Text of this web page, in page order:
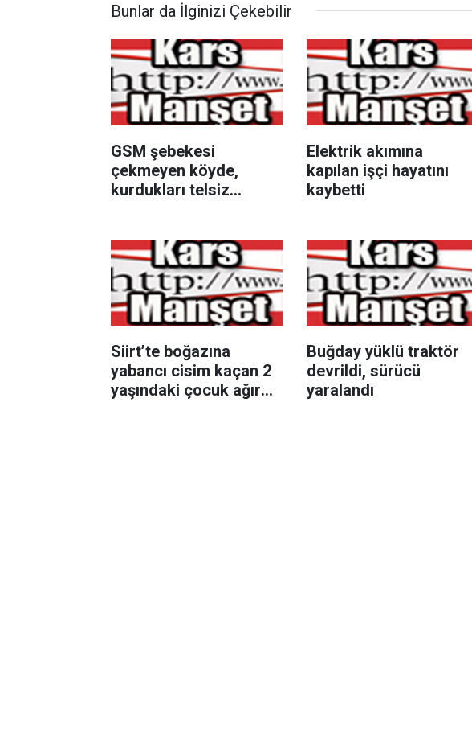
Bunlar da İlginizi Çekebilir
GSM şebekesi
çekmeyen köyde,
kurdukları telsiz
Elektrik akımına
kapılan işçi hayatını
kaybetti
Siirt’te boğazına
yabancı cisim kaçan 2
yaşındaki çocuk ağır
Buğday yüklü traktör
devrildi, sürücü
yaralandı